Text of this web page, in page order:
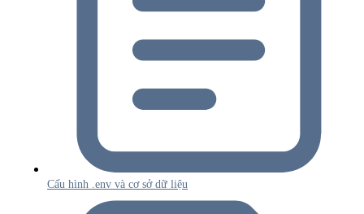
Cấu hình .env và cơ sở dữ liệu